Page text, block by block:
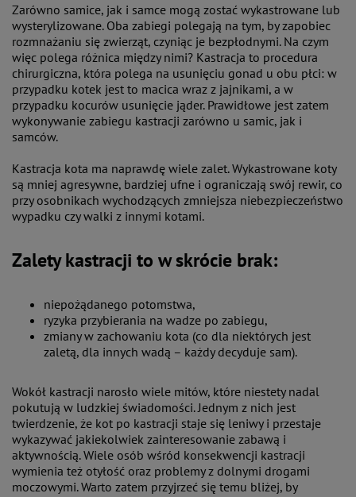
Zarówno samice, jak i samce mogą zostać wykastrowane lub
wysterylizowane. Oba zabiegi polegają na tym, by zapobiec
rozmnażaniu się zwierząt, czyniąc je bezpłodnymi. Na czym
więc polega różnica między nimi? Kastracja to procedura
chirurgiczna, która polega na usunięciu gonad u obu płci: w
przypadku kotek jest to macica wraz z jajnikami, a w
przypadku kocurów usunięcie jąder. Prawidłowe jest zatem
wykonywanie zabiegu kastracji zarówno u samic, jak i
samców.
Kastracja kota ma naprawdę wiele zalet. Wykastrowane koty
są mniej agresywne, bardziej ufne i ograniczają swój rewir, co
przy osobnikach wychodzących zmniejsza niebezpieczeństwo
wypadku czy walki z innymi kotami.
Zalety kastracji to w skrócie brak:
niepożądanego potomstwa,
ryzyka przybierania na wadze po zabiegu,
zmiany w zachowaniu kota (co dla niektórych jest
zaletą, dla innych wadą – każdy decyduje sam).
Wokół kastracji narosło wiele mitów, które niestety nadal
pokutują w ludzkiej świadomości. Jednym z nich jest
twierdzenie, że kot po kastracji staje się leniwy i przestaje
wykazywać jakiekolwiek zainteresowanie zabawą i
aktywnością. Wiele osób wśród konsekwencji kastracji
wymienia też otyłość oraz problemy z dolnymi drogami
moczowymi. Warto zatem przyjrzeć się temu bliżej, by